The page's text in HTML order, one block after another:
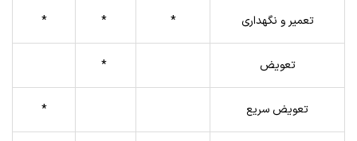
تعمیر و نگهداری *
*
*
تعویض *
تعویض سریع *